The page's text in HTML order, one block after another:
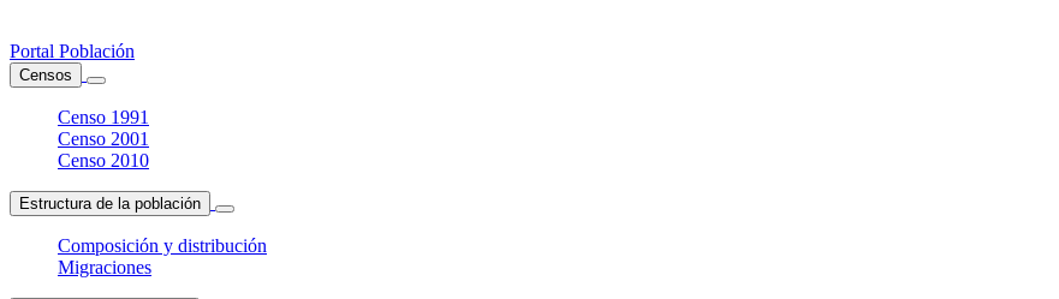
Portal Población
Censos
Censo 1991
Censo 2001
Censo 2010
Estructura de la población
Composición y distribución
Migraciones